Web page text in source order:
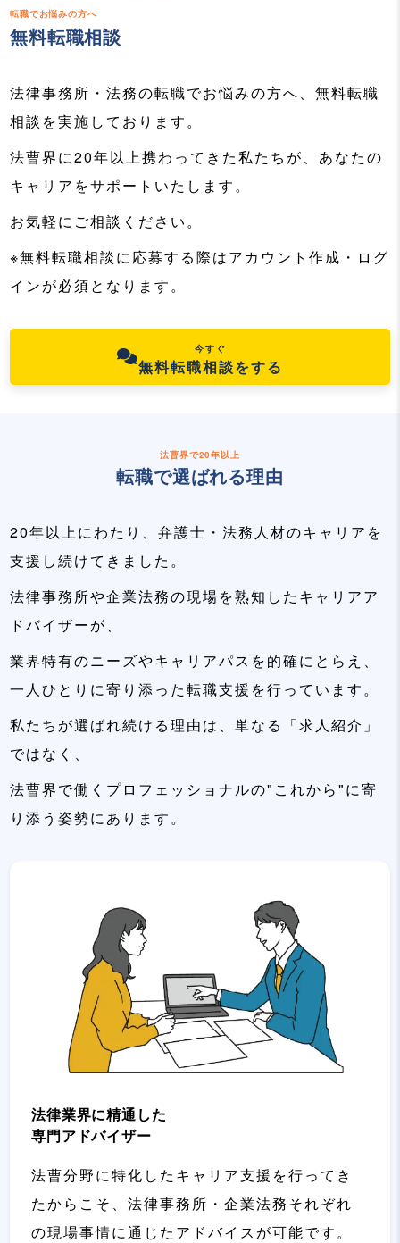
転職でお悩みの方へ
無料転職相談
法律事務所・法務の転職でお悩みの方へ、無料転職
相談を実施しております。
法曹界に20年以上携わってきた私たちが、あなたの
キャリアをサポートいたします。
お気軽にご相談ください。
※無料転職相談に応募する際はアカウント作成・ログ
インが必須となります。
今すぐ
無料転職相談をする
法曹界で20年以上
転職で選ばれる理由
20年以上にわたり、弁護士・法務人材のキャリアを
支援し続けてきました。
法律事務所や企業法務の現場を熟知したキャリアア
ドバイザーが、
業界特有のニーズやキャリアパスを的確にとらえ、
一人ひとりに寄り添った転職支援を行っています。
私たちが選ばれ続ける理由は、単なる「求人紹介」
ではなく、
法曹界で働くプロフェッショナルの"これから"に寄
り添う姿勢にあります。
法律業界に精通した
専門アドバイザー
法曹分野に特化したキャリア支援を行ってき
たからこそ、法律事務所・企業法務それぞれ
の現場事情に通じたアドバイスが可能です。